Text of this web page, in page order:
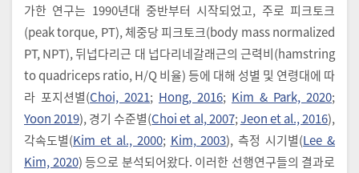
가한 연구는 1990년대 중반부터 시작되었고, 주로 피크토크
(peak torque, PT), 체중당 피크토크(body mass normalized
PT, NPT), 뒤넙다리근 대 넙다리네갈래근의 근력비(hamstring
to quadriceps ratio, H/Q 비율) 등에 대해 성별 및 연령대에 따
라 포지션별(Choi, 2021; Hong, 2016; Kim & Park, 2020;
Yoon 2019), 경기 수준별(Choi et al, 2007;Jeon et al., 2016),
각속도별(Kim et al., 2000; Kim, 2003), 측정 시기별(Lee &
Kim, 2020) 등으로 분석되어왔다. 이러한 선행연구들의 결과로